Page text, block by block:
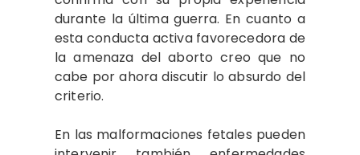
durante la última guerra. En cuanto a
esta conducta activa favorecedora de
la amenaza del aborto creo que no
cabe por ahora discutir lo absurdo del
criterio.
En las malformaciones fetales pueden